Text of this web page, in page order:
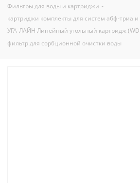
Фильтры для воды и картриджи -
картриджи комплекты для систем абф-триа
УГА-ЛАЙН Линейный угольный картридж (WD-
фильтр для сорбционной очистки воды